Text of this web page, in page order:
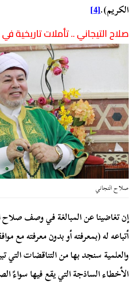
الكريم).[4]
صلاح التيجاني .. تأملات تاريخية
صلاح التجاني
إن تغاضينا عن المبالغة في وصف
أتباعه له (بمعرفته أو بدون معرفته مع
والعلمية سنجد بها من التناقضات التي
الأخطاء الساذجة التي يقع فيها سواءً